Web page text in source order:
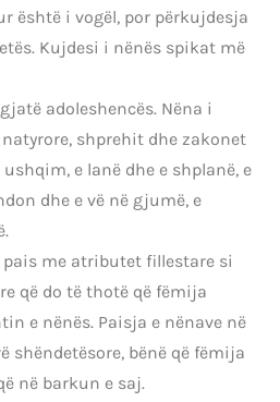
është i vogël, por përkujdesja
Kujdesi i nënës spikat më
adoleshencës. Nëna i
shprehit dhe zakonet
e lanë dhe e shplanë, e
dhe e vë në gjumë, e
pais me atributet fillestare si
që do të thotë që fëmija
e nënës. Paisja e nënave në
shëndetësore, bënë që fëmija
në barkun e saj.